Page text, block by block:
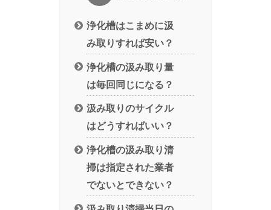
浄化槽はこまめに汲
み取りすれば安い？
浄化槽の汲み取り量
は毎回同じになる？
汲み取りのサイクル
はどうすればいい？
浄化槽の汲み取り清
掃は指定された業者
でないとできない？